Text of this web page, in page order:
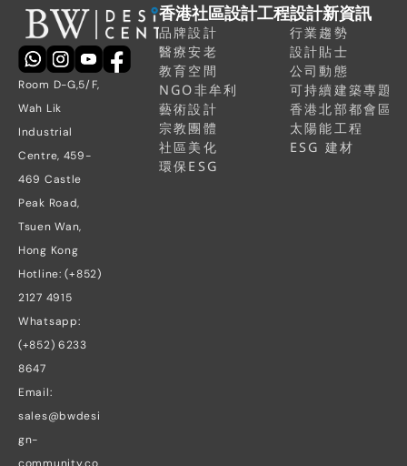
Room D-G,5/F,
Wah Lik
Industrial
Centre, 459-
469 Castle
Peak Road,
Tsuen Wan,
Hong Kong
Hotline: (+852)
2127 4915
Whatsapp:
(+852) 6233
8647
Email:
sales@bwdesi
gn-
香港社區設計工程
品牌設計
醫療安老
教育空間
NGO非牟利
藝術設計
宗教團體
社區美化
環保ESG
設計新資訊
行業趨勢
設計貼士
公司動態
可持續建築專題
香港北部都會區
太陽能工程
ESG 建材